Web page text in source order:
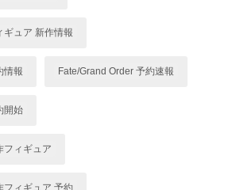
ギュア 新作情報
情報 Fate/Grand Order 予約速報
開始
フィギュア
フィギュア 予約